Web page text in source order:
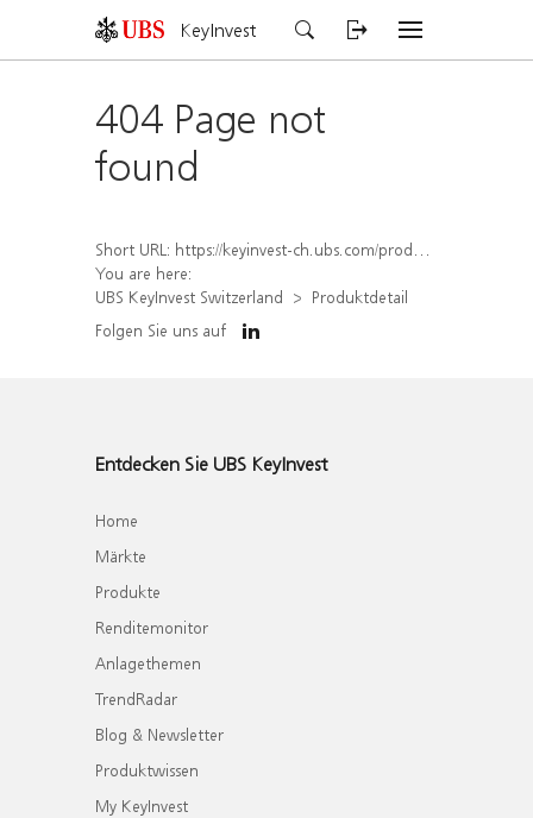
KeyInvest
404 Page not
found
Short URL: https://keyinvest-ch.ubs.com/produkt/detail/index/isin/CH1569454098
You are here:
UBS KeyInvest Switzerland
Produktdetail
Folgen Sie uns auf
Entdecken Sie UBS KeyInvest
Home
Märkte
Produkte
Renditemonitor
Anlagethemen
TrendRadar
Blog & Newsletter
Produktwissen
My KeyInvest